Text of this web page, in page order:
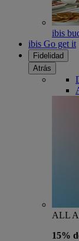
ibis
ibis Go get it
Fidelidad
Atrás
ALL
15%